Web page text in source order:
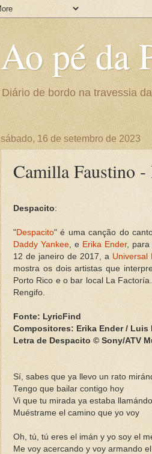
Ao pé da
Diário de bordo na travessia
sábado, 16 de setembro de 2023
Camilla Faustino -
Despacito:
"Despacito" é uma canção do
Daddy Yankee , e Erika Ender, para
12 de janeiro de 2017, a Universal
mostra os dois artistas que
Porto Rico e o bar local La
Rengifo.
Fonte: LyricFind
Compositores: Erika Ender / Luis
Letra de Despacito © Sony/ATV
Sí, sabes que ya llevo un rato
Tengo que bailar contigo hoy
Vi que tu mirada ya estaba
Muéstrame el camino que yo voy
Oh, tú, tú eres el imán y yo soy el
Me voy acercando y voy armando